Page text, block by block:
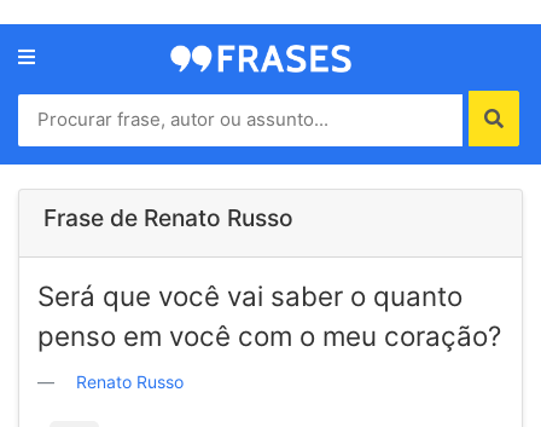
Menu
Home
Autores
de
Frase de Renato Russo
Será que você vai saber o quanto
penso em você com o meu coração?
Renato Russo